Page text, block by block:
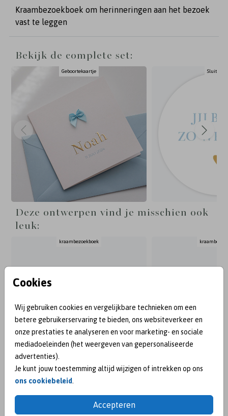
Cookies
Wij gebruiken cookies en vergelijkbare technieken om een
betere gebruikerservaring te bieden, ons websiteverkeer en
onze prestaties te analyseren en voor marketing- en sociale
mediadoeleinden (het weergeven van gepersonaliseerde
advertenties).
Je kunt jouw toestemming altijd wijzigen of intrekken op ons
ons cookiebeleid
Accepteren
Kraambezoekboek om herinneringen aan het bezoek
vast te leggen
Bekijk de complete set:
Geboortekaartje
Deze ontwerpen vind je misschien ook
leuk:
kraambezoekboek
BEKEND VAN: